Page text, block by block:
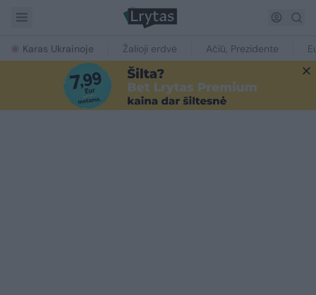
Karas Ukrainoje Žalioji erdvė Ačiū, Prezidente